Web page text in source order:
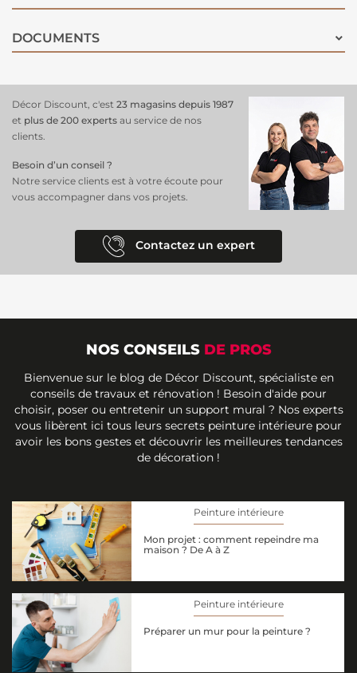
DOCUMENTS
Décor Discount, c'est 23 magasins depuis 1987
et plus de 200 experts au service de nos
clients.
Besoin d’un conseil ?
Notre service clients est à votre écoute pour
vous accompagner dans vos projets.
Contactez un expert
NOS CONSEILS DE PROS
Bienvenue sur le blog de Décor Discount, spécialiste en
conseils de travaux et rénovation ! Besoin d'aide pour
choisir, poser ou entretenir un support mural ? Nos experts
vous libèrent ici tous leurs secrets peinture intérieure pour
avoir les bons gestes et découvrir les meilleures tendances
de décoration !
Peinture intérieure
Mon projet : comment repeindre ma
maison ? De A à Z
Peinture intérieure
Préparer un mur pour la peinture ?